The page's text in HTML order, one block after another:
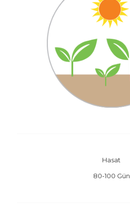
Hasat
80-100 Gün